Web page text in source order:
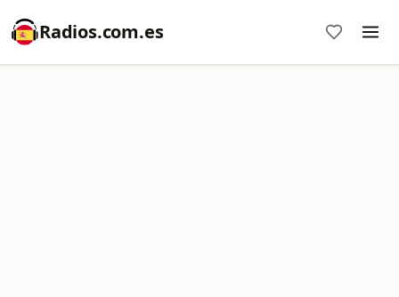
Radios.com.es